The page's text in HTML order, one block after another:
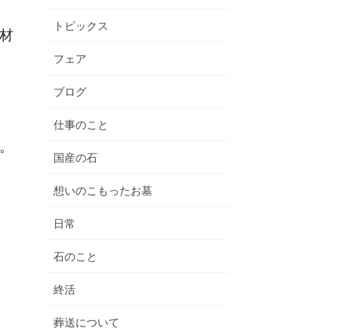
トピックス
フェア
ブログ
仕事のこと
国産の石
想いのこもったお墓
日常
石のこと
終活
葬送について